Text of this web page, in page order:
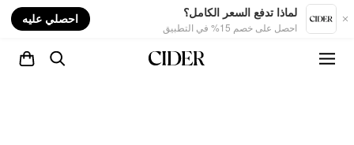
لماذا تدفع السعر الكامل؟
احصل على خصم 15% في التطبيق
احصلي عليه